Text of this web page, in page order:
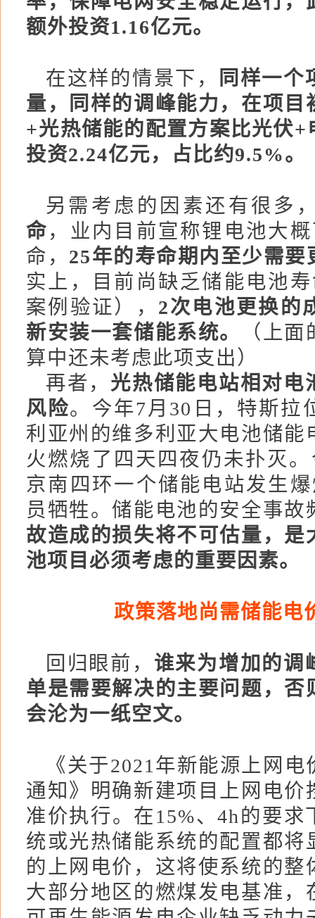
额外投资1.16亿元。
在这样的情景下，
同样一个
量，同样的调峰能力，在项目
+光热储能的配置方案比光伏+
投资2.24亿元，占比约9.5%。
另需考虑的因素还有很多
命 ，业内目前宣称锂电池大
命， 25年的寿命期内至少需要
实上，目前尚缺乏储能电池
案例验证）， 2次电池更换的
新安装一套储能系统。
（上
算中还未考虑此项支出）
再者， 光热储能电站相对电
风险。今年7月30日，特斯拉
利亚州的维多利亚大电池储能
火燃烧了四天四夜仍未扑灭
京南四环一个储能电站发生
员牺牲。储能电池的安全事故
故造成的损失将不可估量，是
池项目必须考虑的重要因素。
政策落地尚需储能电
回归眼前， 谁来为增加的调
单是需要解决的主要问题，否
会沦为一纸空文。
《关于2021年新能源上网
通知》明确新建项目上网电价
准价执行。在15%、4h的要求
统或光热储能系统的配置都将
的上网电价，这将使系统的整
大部分地区的燃煤发电基准，